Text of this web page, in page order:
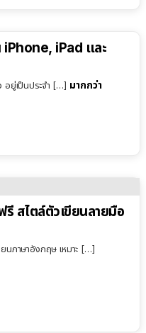
iPhone, iPad และ
อยู่เป็นประจำ […] มากกว่า
สไตล์ตัวเขียนลายมือ
นภาษาอังกฤษ เหมาะ […]